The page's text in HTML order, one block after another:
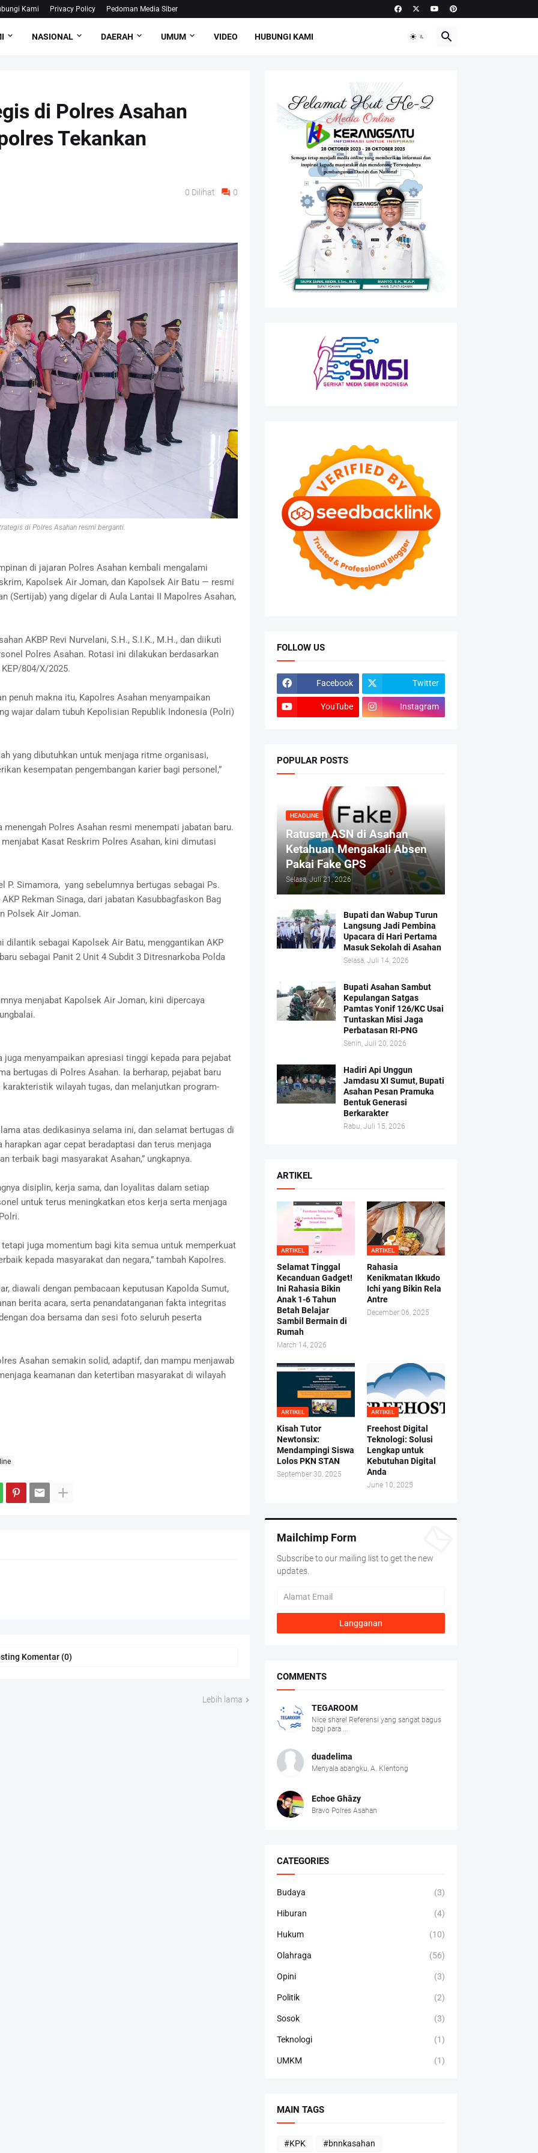
Kami Privacy Policy Pedoman Media Siber
NASIONAL DAERAH UMUM VIDEO HUBUNGI KAMI
di Polres Asahan
Tekankan
0 Dilihat 0
di Polres Asahan resmi berganti.
di jajaran Polres Asahan kembali mengalami
Kapolsek Air Joman, dan Kapolsek Air Batu — resmi
(Sertijab) yang digelar di Aula Lantai II Mapolres Asahan,
AKBP Revi Nurvelani, S.H., S.I.K., M.H., dan diikuti
Polres Asahan. Rotasi ini dilakukan berdasarkan
804/X/2025.
penuh makna itu, Kapolres Asahan menyampaikan
wajar dalam tubuh Kepolisian Republik Indonesia (Polri)
yang dibutuhkan untuk menjaga ritme organisasi,
kesempatan pengembangan karier bagi personel,”
Polres Asahan resmi menempati jabatan baru.
Kasat Reskrim Polres Asahan, kini dimutasi
Simamora, yang sebelumnya bertugas sebagai Ps.
Rekman Sinaga, dari jabatan Kasubbagfaskon Bag
Polsek Air Joman.
dilantik sebagai Kapolsek Air Batu, menggantikan AKP
sebagai Panit 2 Unit 4 Subdit 3 Ditresnarkoba Polda
menjabat Kapolsek Air Joman, kini dipercaya
menyampaikan apresiasi tinggi kepada para pejabat
bertugas di Polres Asahan. Ia berharap, pejabat baru
wilayah tugas, dan melanjutkan program-
atas dedikasinya selama ini, dan selamat bertugas di
agar cepat beradaptasi dan terus menjaga
terbaik bagi masyarakat Asahan,” ungkapnya.
disiplin, kerja sama, dan loyalitas dalam setiap
untuk terus meningkatkan etos kerja serta menjaga
juga momentum bagi kita semua untuk memperkuat
kepada masyarakat dan negara,” tambah Kapolres.
diawali dengan pembacaan keputusan Kapolda Sumut,
berita acara, serta penandatanganan fakta integritas
doa bersama dan sesi foto seluruh peserta
Asahan semakin solid, adaptif, dan mampu menjawab
keamanan dan ketertiban masyarakat di wilayah
Komentar (0)
Lebih lama
FOLLOW US
Facebook Twitter
YouTube Instagram
POPULAR POSTS
HEADLINE
Ratusan ASN di Asahan
Ketahuan Mengakali Absen
Pakai Fake GPS
Selasa, Juli 21, 2026
Bupati dan Wabup Turun
Langsung Jadi Pembina
Upacara di Hari Pertama
Masuk Sekolah di Asahan
Selasa, Juli 14, 2026
Bupati Asahan Sambut
Kepulangan Satgas
Pamtas Yonif 126/KC Usai
Tuntaskan Misi Jaga
Perbatasan RI-PNG
Senin, Juli 20, 2026
Hadiri Api Unggun
Jamdasu XI Sumut, Bupati
Asahan Pesan Pramuka
Bentuk Generasi
Berkarakter
Rabu, Juli 15, 2026
ARTIKEL
ARTIKEL
Selamat Tinggal
Kecanduan Gadget!
Ini Rahasia Bikin
Anak 1-6 Tahun
Betah Belajar
Sambil Bermain di
Rumah
March 14, 2026
ARTIKEL
Rahasia
Kenikmatan Ikkudo
Ichi yang Bikin Rela
Antre
December 06, 2025
ARTIKEL
Kisah Tutor
Newtonsix:
Mendampingi Siswa
Lolos PKN STAN
September 30, 2025
ARTIKEL
Freehost Digital
Teknologi: Solusi
Lengkap untuk
Kebutuhan Digital
Anda
June 10, 2025
Mailchimp Form
Subscribe to our mailing list to get the new
updates.
COMMENTS
TEGAROOM
Nice share! Referensi yang sangat bagus
bagi para ...
duadelima
Menyala abangku, A. Klentong
Echoe Ghâzy
Bravo Polres Asahan
CATEGORIES
Budaya (3)
Hiburan (4)
Hukum (10)
Olahraga (56)
Opini (3)
Politik (2)
Sosok (3)
Teknologi (1)
UMKM (1)
MAIN TAGS
#KPK #bnnkasahan